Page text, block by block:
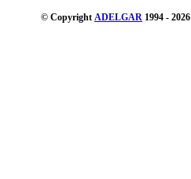
© Copyright ADELGAR 1994 - 2026